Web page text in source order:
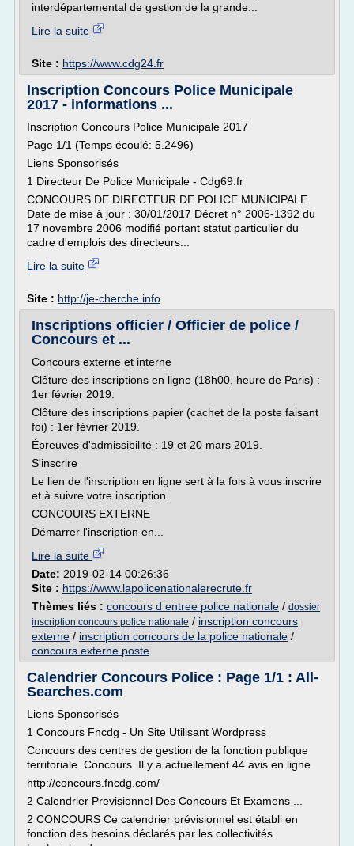
interdépartemental de gestion de la grande...
Lire la suite
Site : https://www.cdg24.fr
Inscription Concours Police Municipale
2017 - informations ...
Inscription Concours Police Municipale 2017
Page 1/1 (Temps écoulé: 5.2496)
Liens Sponsorisés
1 Directeur De Police Municipale - Cdg69.fr
CONCOURS DE DIRECTEUR DE POLICE MUNICIPALE
Date de mise à jour : 30/01/2017 Décret n° 2006-1392 du
17 novembre 2006 modifié portant statut particulier du
cadre d'emplois des directeurs...
Lire la suite
Site : http://je-cherche.info
Inscriptions officier / Officier de police /
Concours et ...
Concours externe et interne
Clôture des inscriptions en ligne (18h00, heure de Paris) :
1er février 2019.
Clôture des inscriptions papier (cachet de la poste faisant
foi) : 1er février 2019.
Épreuves d'admissibilité : 19 et 20 mars 2019.
S'inscrire
Le lien de l'inscription en ligne sert à la fois à vous inscrire
et à suivre votre inscription.
CONCOURS EXTERNE
Démarrer l'inscription en...
Lire la suite
Date: 2019-02-14 00:26:36
Site : https://www.lapolicenationalerecrute.fr
Thèmes liés : concours d entree police nationale / dossier
inscription concours police nationale / inscription concours
externe / inscription concours de la police nationale /
concours externe poste
Calendrier Concours Police : Page 1/1 : All-
Searches.com
Liens Sponsorisés
1 Concours Fncdg - Un Site Utilisant Wordpress
Concours des centres de gestion de la fonction publique
territoriale. Concours. Il y a actuellement 44 avis en ligne
http://concours.fncdg.com/
2 Calendrier Previsionnel Des Concours Et Examens ...
2 CONCOURS Ce calendrier prévisionnel est établi en
fonction des besoins déclarés par les collectivités